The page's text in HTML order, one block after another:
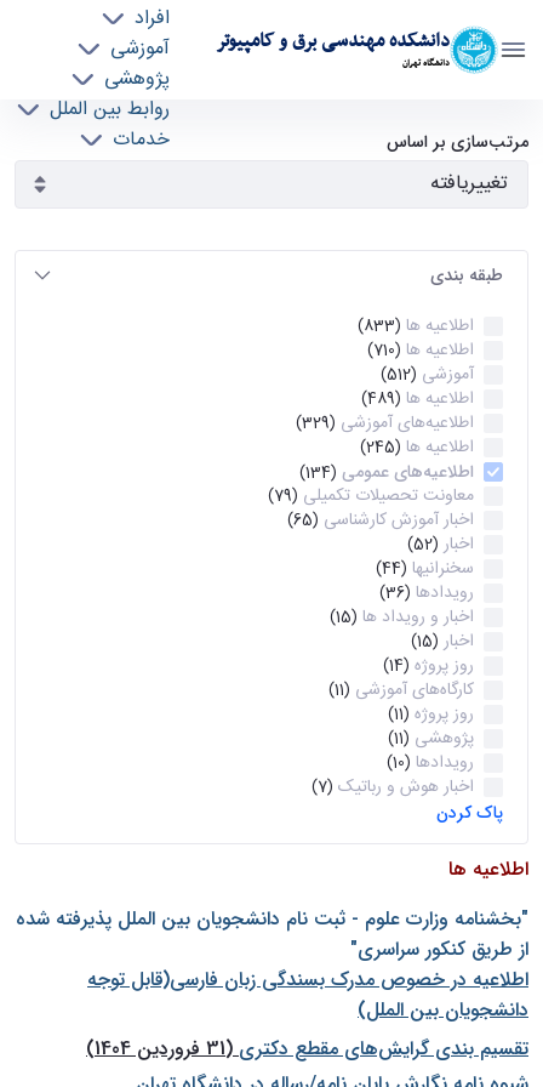
دانشکده مهندسی برق و کامپیوتر
دانشگاه تهران
افراد
آموزشی
پژوهشی
روابط بین الملل
خدمات
آرشیو اطلاعیه ها - ece- دانشکده مهندسی برق و
کامپیوتر
مرتب‌سازی بر اساس
طبقه بندی
اطلاعیه ها (833)
اطلاعیه ها (710)
آموزشی (512)
اطلاعیه ها (489)
اطلاعیه‌های‌ آموزشی (329)
اطلاعیه ها (245)
اطلاعیه‌های عمومی (134)
معاونت تحصیلات تکمیلی (79)
اخبار آموزش کارشناسی (65)
اخبار (52)
سخنرانیها (44)
رویدادها (36)
اخبار و رویداد ها (15)
اخبار (15)
روز پروژه (14)
کارگاه‌های آموزشی (11)
روز پروژه (11)
پژوهشی (11)
رویدادها (10)
اخبار هوش و رباتیک (7)
پاک کردن
اطلاعیه ها
"بخشنامه وزارت علوم - ثبت نام دانشجويان بين الملل پذيرفته شده
از طريق كنكور سراسری"
اطلاعیه در خصوص مدرک بسندگی زبان فارسی(قابل توجه
دانشجویان بین الملل)
تقسیم بندی گرایش‌های مقطع دکتری(31 فروردین 1404)